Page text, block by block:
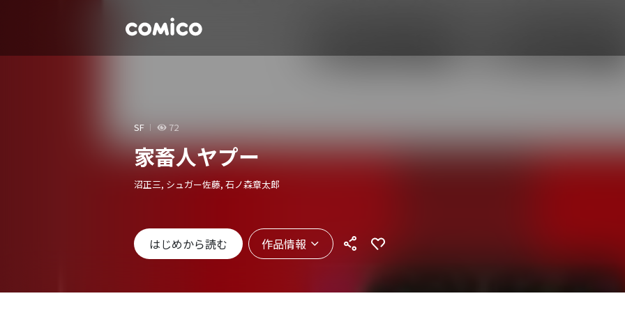
SF 72
家畜人ヤプー
沼正三, シュガー佐藤, 石ノ森章太郎
はじめから読む 作品情報